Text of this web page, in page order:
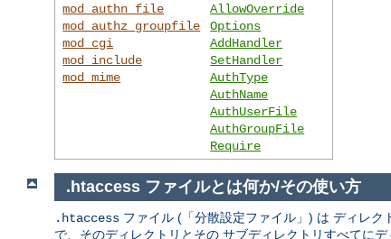
mod_authn_file
mod_authz_groupfile
mod_cgi
mod_include
mod_mime
AllowOverride
Options
AddHandler
SetHandler
AuthType
AuthName
AuthUserFile
AuthGroupFile
Require
.htaccess ファイルとは何か/その使い方
.htaccess ファイル (「分散設定ファイル」) は ディレ
で、そのディレクトリとその サブディレクトリすべてに